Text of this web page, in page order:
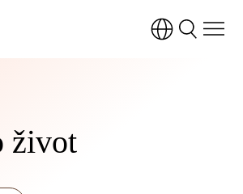
život